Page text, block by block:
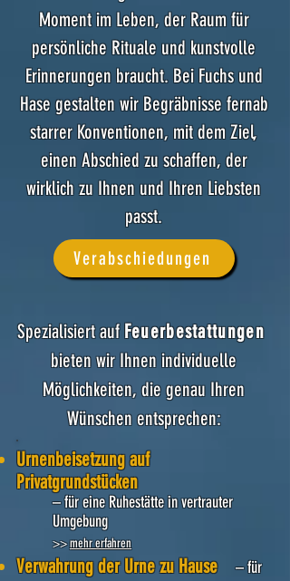
Moment im Leben, der Raum für
persönliche Rituale und kunstvolle
Erinnerungen braucht. Bei Fuchs und
Hase gestalten wir Begräbnisse fernab
starrer Konventionen, mit dem Ziel,
einen Abschied zu schaffen, der
wirklich zu Ihnen und Ihren Liebsten
passt.
Verabschiedungen
Spezialisiert aufFeuerbestattungen
bieten wir Ihnen individuelle
Möglichkeiten, die genau Ihren
Wünschen entsprechen:
Urnenbeisetzung auf
Privatgrundstücken
– für eine Ruhestätte in vertrauter
Umgebung
>>mehr erfahren
Verwahrung der Urne zu Hause
– für